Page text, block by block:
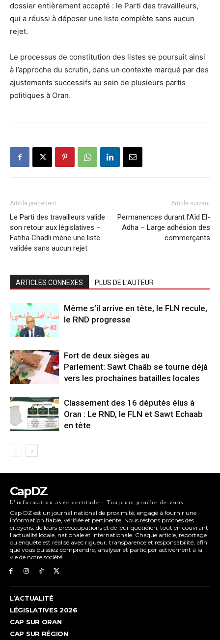
dossier entièrement accepté : le Parti des travailleurs,
qui a réussi à déposer une liste complète sans aucun
rejet.
Le processus de constitution des listes se poursuit ainsi
à l’approche du scrutin, dans un contexte marqué par des
ajustements successifs au sein de plusieurs partis
politiques à Oran.
Article précédent
Le Parti des travailleurs valide
son retour aux législatives –
Fatiha Chadli mène une liste
validée sans aucun rejet
Article suivant
Permanences durant l’Aïd El-
Adha – Large adhésion des
commerçants
ARTICLES CONNEXES PLUS DE L'AUTEUR
Même s’il arrive en tête, le FLN recule,
le RND progresse
Fort de deux sièges au
Parlement: Sawt Chaâb se tourne déjà
vers les prochaines batailles locales
Classement des 16 députés élus à
Oran : Le RND, le FLN et Sawt Echaab
en tête
CapDZ
L’information avec certitude - Toujours proche de vous
Cap DZ est un journal national de proximité, engagé à fournir une
information fiable, vérifiée et pertinente. Nous restons proches des
citoyens, de leurs préoccupations et de leur quotidien, tout en couvrant
l’actualité locale, nationale et internationale. Chaque article, reportage
ou enquête est réalisé avec rigueur, transparence et responsabilité, afin
que vous puissiez comprendre, analyser et participer activement à la
vie de notre société.
L’ACTUALITÉ
LÉGISLATIVES 2026
CAP SUR ORAN
CAP SUR RÉGION